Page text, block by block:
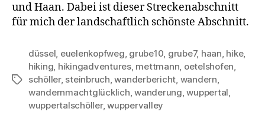
und Haan. Dabei ist dieser Streckenabschnitt
für mich der landschaftlich schönste Abschnitt.
Schlagwörter
düssel, euelenkopfweg, grube10, grube7, haan, hike,
hiking, hikingadventures, mettmann, oetelshofen,
schöller, steinbruch,wanderbericht, wandern,
wandernmachtglücklich,wanderung,wuppertal,
wuppertalschöller,wuppervalley